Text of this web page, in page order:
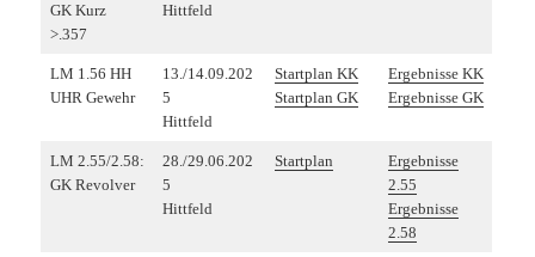
GK Kurz
>.357
Hittfeld
LM 1.56 HH
UHR Gewehr
13./14.09.202
5
Hittfeld
Startplan KK
Startplan GK
Ergebnisse KK
Ergebnisse GK
LM 2.55/2.58:
GK Revolver
28./29.06.202
5
Hittfeld
Startplan
Ergebnisse
2.55
Ergebnisse
2.58